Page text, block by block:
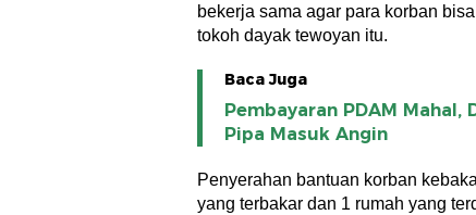
bekerja sama agar para korban
tokoh dayak tewoyan itu.
Baca Juga
Pembayaran PDAM Mahal,
Pipa Masuk Angin
Penyerahan bantuan korban
yang terbakar dan 1 rumah yang